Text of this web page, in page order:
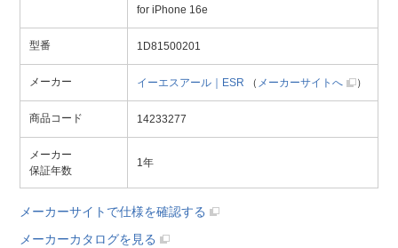
for iPhone 16e
型番 1D81500201
メーカー イーエスアール｜ESR （ メーカーサイトへ ）
商品コード 14233277
メーカー
保証年数
1年
メーカーサイトで仕様を確認する
メーカーカタログを見る